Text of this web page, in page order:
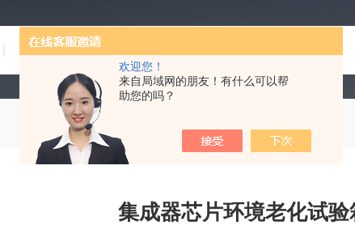
欢迎您！
来自局域网的朋友！有什么可以帮
助您的吗？
技术文章
集成器芯片环境老化试验